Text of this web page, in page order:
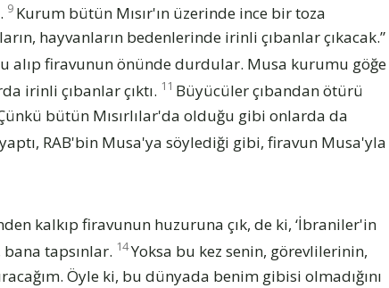
9 Kurum bütün Mısır'ın üzerinde ince bir toza
hayvanların bedenlerinde irinli çıbanlar çıkacak.”
alıp firavunun önünde durdular. Musa kurumu göğe
irinli çıbanlar çıktı. 11 Büyücüler çıbandan ötürü
bütün Mısırlılar'da olduğu gibi onlarda da
RAB'bin Musa'ya söylediği gibi, firavun Musa'yla
kalkıp firavunun huzuruna çık, de ki, ‘İbraniler'in
bana tapsınlar. 14Yoksa bu kez senin, görevlilerinin,
Öyle ki, bu dünyada benim gibisi olmadığını